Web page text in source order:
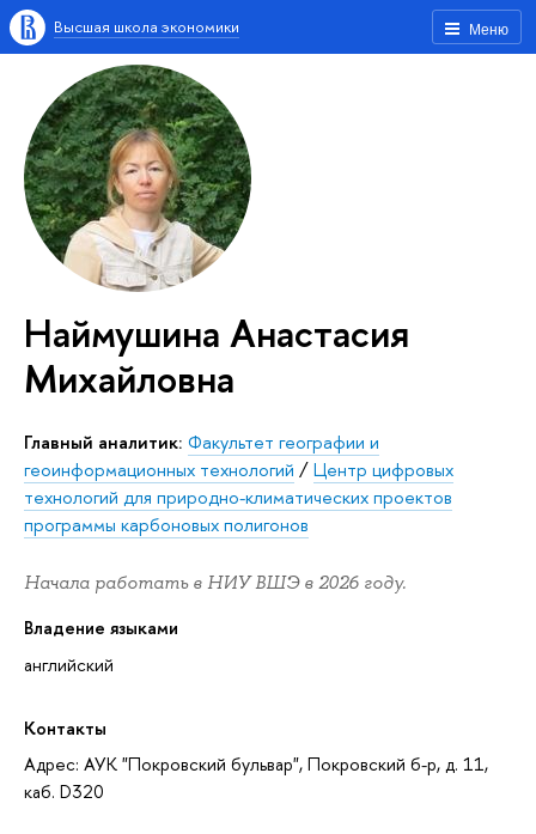
Меню
Высшая школа экономики
Наймушина Анастасия
Михайловна
Главный аналитик: Факультет географии и
геоинформационных технологий /Центр цифровых
технологий для природно-климатических проектов
программы карбоновых полигонов
Начала работать в НИУ ВШЭ в 2026 году.
Владение языками
английский
Контакты
Адрес: АУК "Покровский бульвар", Покровский б-р, д. 11,
каб. D320